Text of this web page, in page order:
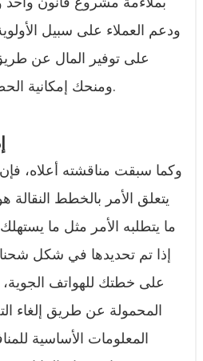
ودعم العملاء على سبيل
على توفير المال عن
ومنحك إمكانية الحصول على منافع حصرية.
وكما سبقت مناقشته أعلاه،
يتعلق الأمر بالخطط النقالة
ما يتطلبه الأمر مثل ما
إذا تم تحديدها في شكل
على خطتك للهواتف الجوية،
المحمولة عن طريق إلغاء
المعلومات الأساسية